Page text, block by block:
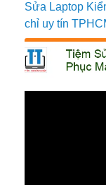
Sửa Laptop
chỉ uy tín